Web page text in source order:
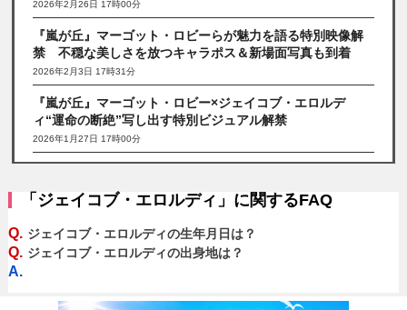
2026年2月26日 17時00分
『嵐が丘』マーゴット・ロビーらが魅力を語る特別映像解
禁 不穏な美しさを放つキャラポス＆新場面写真も到着
2026年2月3日 17時31分
『嵐が丘』マーゴット・ロビー×ジェイコブ・エロルデ
ィ“運命の断絶”写し出す特別ビジュアル解禁
2026年1月27日 17時00分
「ジェイコブ・エロルディ」に関するFAQ
Q. ジェイコブ・エロルディの生年月日は？
Q. ジェイコブ・エロルディの出身地は？
A.